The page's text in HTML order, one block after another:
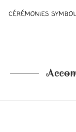
CÉRÉMONIES